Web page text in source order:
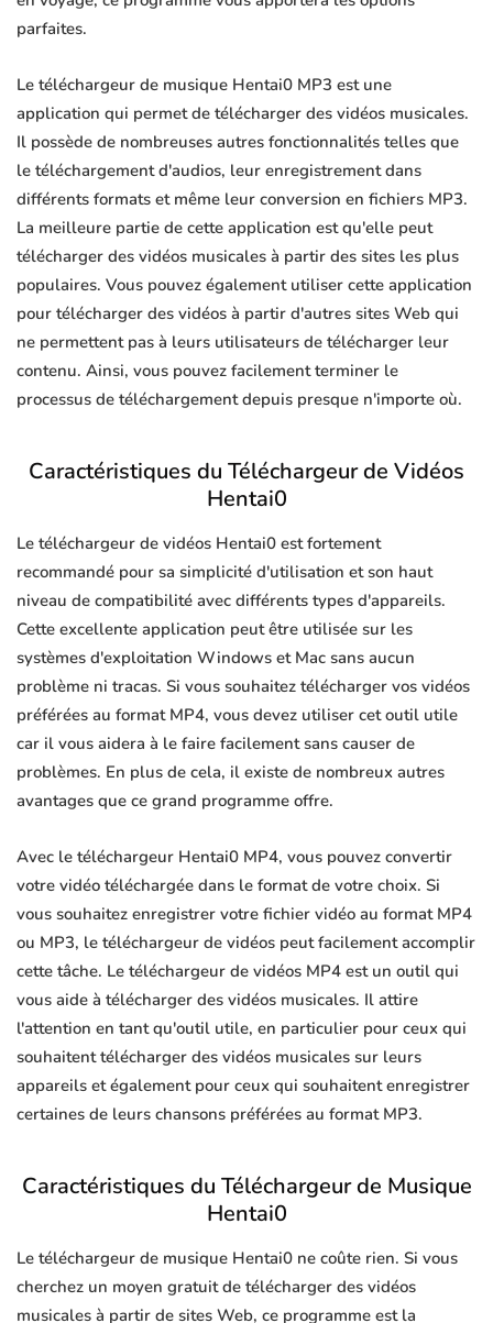
parfaites.
Le téléchargeur de musique Hentai0 MP3 est une
application qui permet de télécharger des vidéos musicales.
Il possède de nombreuses autres fonctionnalités telles que
le téléchargement d'audios, leur enregistrement dans
différents formats et même leur conversion en fichiers MP3.
La meilleure partie de cette application est qu'elle peut
télécharger des vidéos musicales à partir des sites les plus
populaires. Vous pouvez également utiliser cette application
pour télécharger des vidéos à partir d'autres sites Web qui
ne permettent pas à leurs utilisateurs de télécharger leur
contenu. Ainsi, vous pouvez facilement terminer le
processus de téléchargement depuis presque n'importe où.
Caractéristiques du Téléchargeur de Vidéos
Hentai0
Le téléchargeur de vidéos Hentai0 est fortement
recommandé pour sa simplicité d'utilisation et son haut
niveau de compatibilité avec différents types d'appareils.
Cette excellente application peut être utilisée sur les
systèmes d'exploitation Windows et Mac sans aucun
problème ni tracas. Si vous souhaitez télécharger vos vidéos
préférées au format MP4, vous devez utiliser cet outil utile
car il vous aidera à le faire facilement sans causer de
problèmes. En plus de cela, il existe de nombreux autres
avantages que ce grand programme offre.
Avec le téléchargeur Hentai0 MP4, vous pouvez convertir
votre vidéo téléchargée dans le format de votre choix. Si
vous souhaitez enregistrer votre fichier vidéo au format MP4
ou MP3, le téléchargeur de vidéos peut facilement accomplir
cette tâche. Le téléchargeur de vidéos MP4 est un outil qui
vous aide à télécharger des vidéos musicales. Il attire
l'attention en tant qu'outil utile, en particulier pour ceux qui
souhaitent télécharger des vidéos musicales sur leurs
appareils et également pour ceux qui souhaitent enregistrer
certaines de leurs chansons préférées au format MP3.
Caractéristiques du Téléchargeur de Musique
Hentai0
Le téléchargeur de musique Hentai0 ne coûte rien. Si vous
cherchez un moyen gratuit de télécharger des vidéos
musicales à partir de sites Web, ce programme est la